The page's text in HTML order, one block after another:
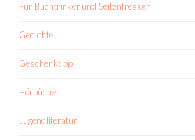
Für Buchtrinker und Seitenfresser
Gedichte
Geschenktipp
Hörbücher
Jugendliteratur